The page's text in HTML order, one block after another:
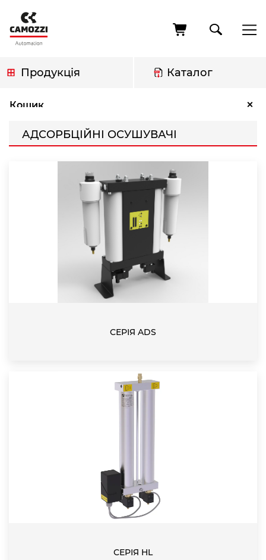
основного
вмісту
Продукція Каталог
Кошик ×
навіґації
АДСОРБЦІЙНІ ОСУШУВАЧІ
СЕРІЯ ADS
СЕРІЯ HL